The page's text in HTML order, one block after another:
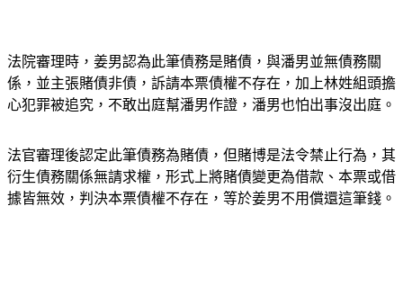
係，並主張賭債非債，訴請本票債權不存在，加上林姓組頭擔
心犯罪被追究，不敢出庭幫潘男作證，潘男也怕出事沒出庭。
衍生債務關係無請求權，形式上將賭債變更為借款、本票或借
據皆無效，判決本票債權不存在，等於姜男不用償還這筆錢。